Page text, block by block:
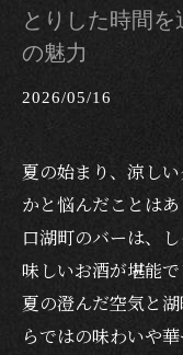
とりした時間
の魅力
2026/05/16
夏の始まり、涼し
かと悩んだことは
口湖町のバーは、
味しいお酒が堪能
夏の澄んだ空気と
らではの味わいや